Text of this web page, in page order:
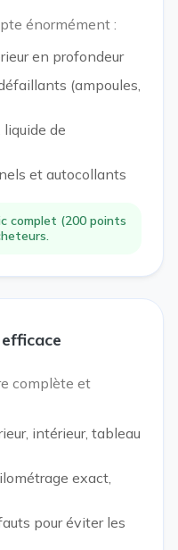
énormément :
en profondeur
(ampoules,
de
et autocollants
complet (200 points
complète et
intérieur, tableau
exact,
pour éviter les